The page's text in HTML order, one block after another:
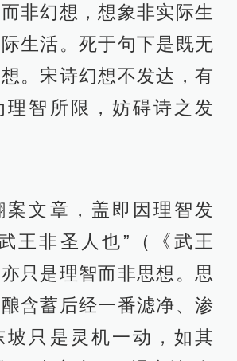
非幻想，想象非实际生
生活。死于句下是既无
。宋诗幻想不发达，有
理智所限，妨碍诗之发
案文章，盖即因理智发
王非圣人也”（《武王
只是理智而非思想。思
含蓄后经一番滤净、渗
坡只是灵机一动，如其